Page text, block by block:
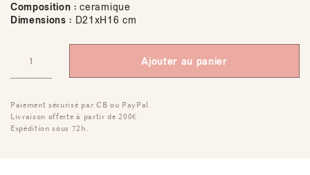
Composition : ceramique
Dimensions : D21xH16 cm
Ajouter au panier
Paiement sécurisé par CB ou PayPal.
Livraison offerte à partir de 200€
Expédition sous 72h.